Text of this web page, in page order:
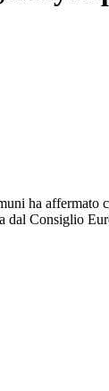
ha
Consiglio